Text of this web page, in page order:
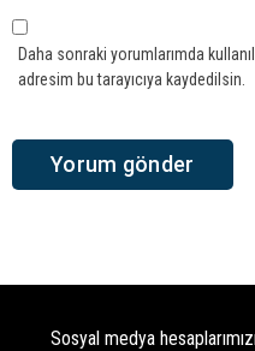
Daha sonraki yorumlarımda
adresim bu tarayıcıya kaydedilsin.
Sosyal medya